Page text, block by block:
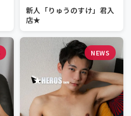
新人「りゅうのすけ」君入
店★
NEWS